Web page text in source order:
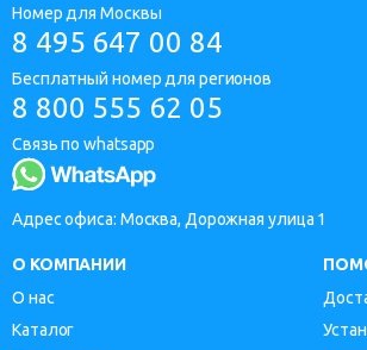
Номер для Москвы
8 495 647 00 84
Бесплатный номер для регионов
8 800 555 62 05
Связь по whatsapp
Адрес офиса: Москва, Дорожная улица 1
О КОМПАНИИ
О нас
Каталог